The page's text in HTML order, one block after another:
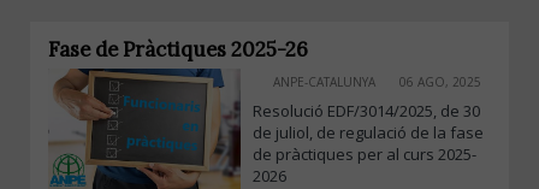
Fase de Pràctiques 2025-26
ANPE-CATALUNYA 06 AGO, 2025
Resolució EDF/3014/2025, de 30
de juliol, de regulació de la fase
de pràctiques per al curs 2025-
2026